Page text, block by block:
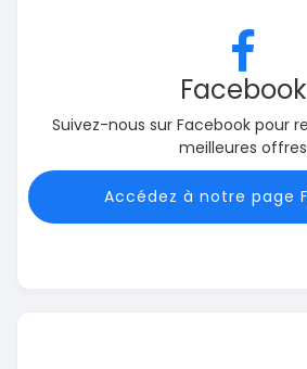
Facebook
Suivez-nous sur Facebook pour
meilleures offres
Accédez à notre page